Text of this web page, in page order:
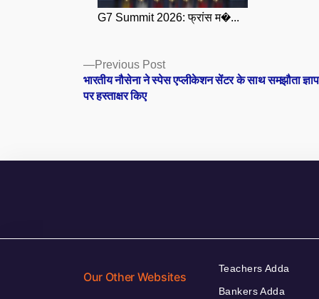
G7 Summit 2026: फ्रांस म�...
Posts
navigation
Previous PostPrevious
post:
भारतीय नौसेना ने स्पेस एप्लीकेशन सेंटर के साथ समझौता
पर हस्ताक्षर किए
Our Other Websites
Teachers Adda
Bankers Adda